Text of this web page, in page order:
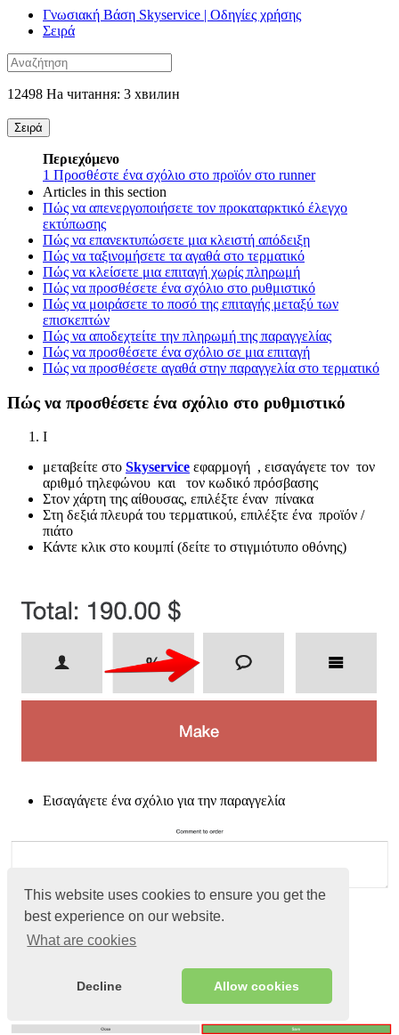
This website uses cookies to ensure you get the
best experience on our website.
What are cookies
Decline Allow cookies
Γνωσιακή Βάση Skyservice | Οδηγίες χρήσης
Σειρά
12498 На читання: 3 хвилин
Σειρά
Περιεχόμενο
1 Προσθέστε ένα σχόλιο στο προϊόν στο runner
Articles in this section
Πώς να απενεργοποιήσετε τον προκαταρκτικό έλεγχο
εκτύπωσης
Πώς να επανεκτυπώσετε μια κλειστή απόδειξη
Πώς να ταξινομήσετε τα αγαθά στο τερματικό
Πώς να κλείσετε μια επιταγή χωρίς πληρωμή
Πώς να προσθέσετε ένα σχόλιο στο ρυθμιστικό
Πώς να μοιράσετε το ποσό της επιταγής μεταξύ των
επισκεπτών
Πώς να αποδεχτείτε την πληρωμή της παραγγελίας
Πώς να προσθέσετε ένα σχόλιο σε μια επιταγή
Πώς να προσθέσετε αγαθά στην παραγγελία στο τερματικό
Πώς να προσθέσετε ένα σχόλιο στο ρυθμιστικό
I
μεταβείτε στο Skyservice εφαρμογή , εισαγάγετε τον τον
αριθμό τηλεφώνου και τον κωδικό πρόσβασης
Στον χάρτη της αίθουσας, επιλέξτε έναν πίνακα
Στη δεξιά πλευρά του τερματικού, επιλέξτε ένα προϊόν /
πιάτο
Κάντε κλικ στο κουμπί (δείτε το στιγμιότυπο οθόνης)
Εισαγάγετε ένα σχόλιο για την παραγγελία